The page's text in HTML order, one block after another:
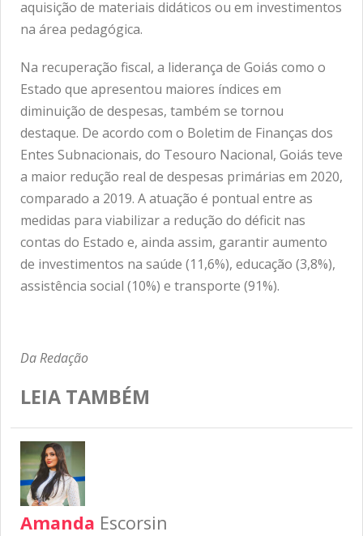
aquisição de materiais didáticos ou em investimentos
na área pedagógica.
Na recuperação fiscal, a liderança de Goiás como o
Estado que apresentou maiores índices em
diminuição de despesas, também se tornou
destaque. De acordo com o Boletim de Finanças dos
Entes Subnacionais, do Tesouro Nacional, Goiás teve
a maior redução real de despesas primárias em 2020,
comparado a 2019. A atuação é pontual entre as
medidas para viabilizar a redução do déficit nas
contas do Estado e, ainda assim, garantir aumento
de investimentos na saúde (11,6%), educação (3,8%),
assistência social (10%) e transporte (91%).
Da Redação
LEIA TAMBÉM
Amanda Escorsin